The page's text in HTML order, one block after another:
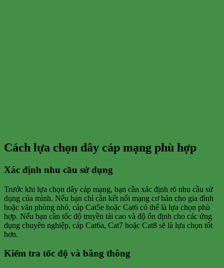
Cách lựa chọn dây cáp mạng phù hợp
Xác định nhu cầu sử dụng
Trước khi lựa chọn dây cáp mạng, bạn cần xác định rõ nhu cầu sử
dụng của mình. Nếu bạn chỉ cần kết nối mạng cơ bản cho gia đình
hoặc văn phòng nhỏ, cáp Cat5e hoặc Cat6 có thể là lựa chọn phù
hợp. Nếu bạn cần tốc độ truyền tải cao và độ ổn định cho các ứng
dụng chuyên nghiệp, cáp Cat6a, Cat7 hoặc Cat8 sẽ là lựa chọn tốt
hơn.
Kiểm tra tốc độ và băng thông